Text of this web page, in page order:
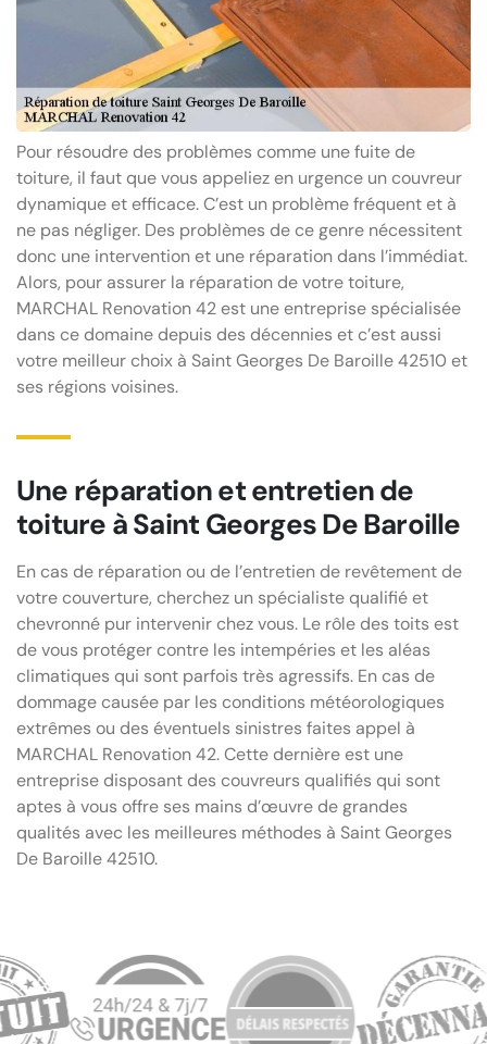
Pour résoudre des problèmes comme une fuite de
toiture, il faut que vous appeliez en urgence un couvreur
dynamique et efficace. C’est un problème fréquent et à
ne pas négliger. Des problèmes de ce genre nécessitent
donc une intervention et une réparation dans l’immédiat.
Alors, pour assurer la réparation de votre toiture,
MARCHAL Renovation 42 est une entreprise spécialisée
dans ce domaine depuis des décennies et c’est aussi
votre meilleur choix à Saint Georges De Baroille 42510 et
ses régions voisines.
Une réparation et entretien de
toiture à Saint Georges De Baroille
En cas de réparation ou de l’entretien de revêtement de
votre couverture, cherchez un spécialiste qualifié et
chevronné pur intervenir chez vous. Le rôle des toits est
de vous protéger contre les intempéries et les aléas
climatiques qui sont parfois très agressifs. En cas de
dommage causée par les conditions météorologiques
extrêmes ou des éventuels sinistres faites appel à
MARCHAL Renovation 42. Cette dernière est une
entreprise disposant des couvreurs qualifiés qui sont
aptes à vous offre ses mains d’œuvre de grandes
qualités avec les meilleures méthodes à Saint Georges
De Baroille 42510.